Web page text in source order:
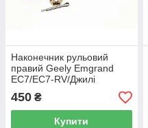
Наконечник рульовий
правий Geely Emgrand
EC7/EC7-RV/Джилі
Емгранд ЕЦ7/ЕЦ7-РВ -
1064001708
450 ₴
Купити